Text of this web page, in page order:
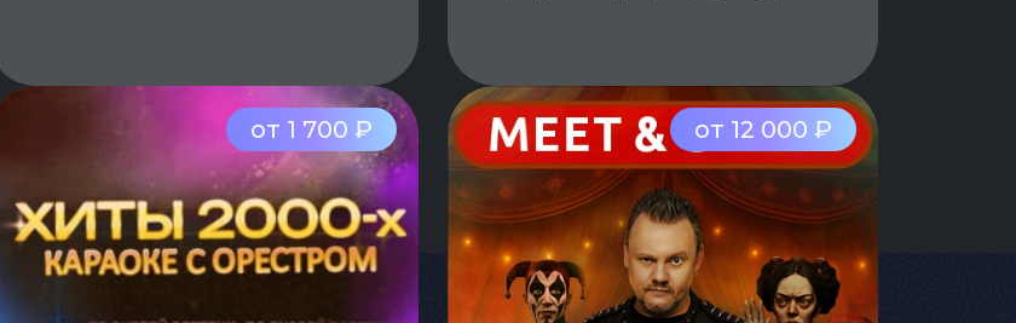
от 1 700 ₽ от 12 000 ₽